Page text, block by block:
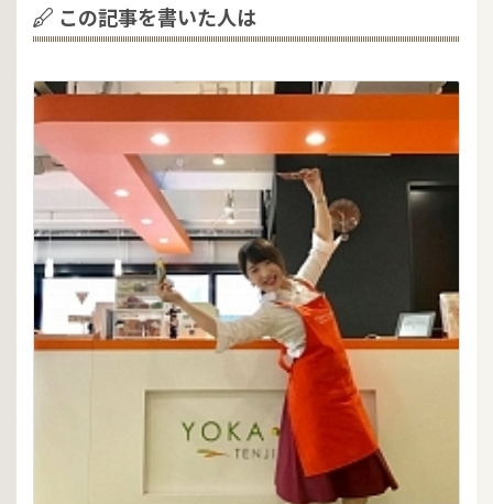
この記事を書いた人は